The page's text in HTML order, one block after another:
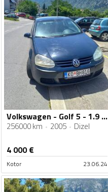
Volkswagen - Golf 5 - 1.9 TDI
256000 km 2005 Dizel
4 000€
Kotor 23.06.24